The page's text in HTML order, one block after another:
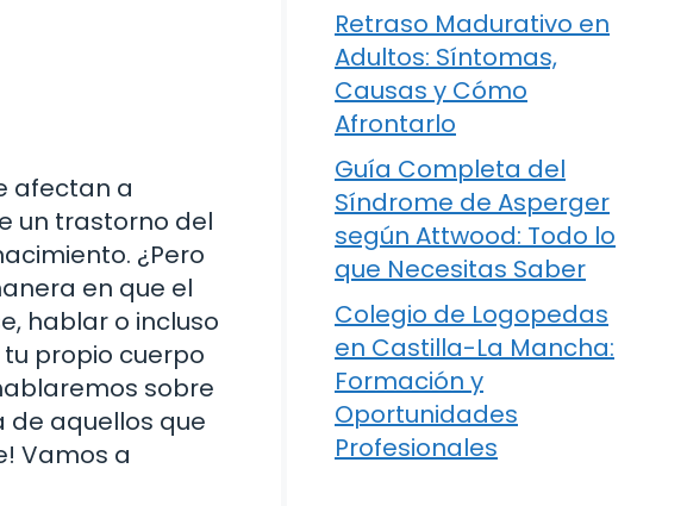
afectan a
un trastorno del
¿Pero
en que el
hablar o incluso
propio cuerpo
sobre
de aquellos que
Vamos a
Retraso Madurativo en
Adultos: Síntomas,
Causas y Cómo
Afrontarlo
Guía Completa del
Síndrome de Asperger
según Attwood: Todo lo
que Necesitas Saber
Colegio de Logopedas
en Castilla-La Mancha:
Formación y
Oportunidades
Profesionales